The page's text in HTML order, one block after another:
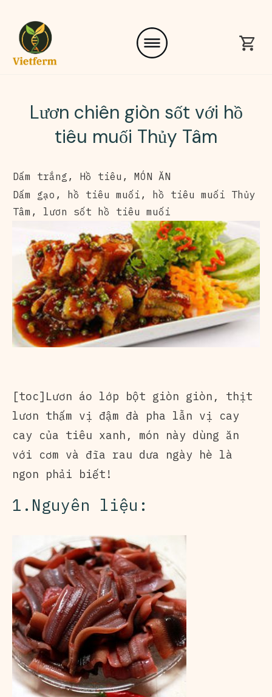
Lươn chiên giòn sốt với hồ
tiêu muối Thủy Tâm
Dấm trắng , Hồ tiêu , MÓN ĂN
Dấm gạo , hồ tiêu muối , hồ tiêu muối Thủy
Tâm , lươn sốt hồ tiêu muối
[toc]Lươn áo lớp bột giòn giòn, thịt
lươn thấm vị đậm đà pha lẫn vị cay
cay của tiêu xanh, món này dùng ăn
với cơm và đĩa rau dưa ngày hè là
ngon phải biết!
1.Nguyên liệu: